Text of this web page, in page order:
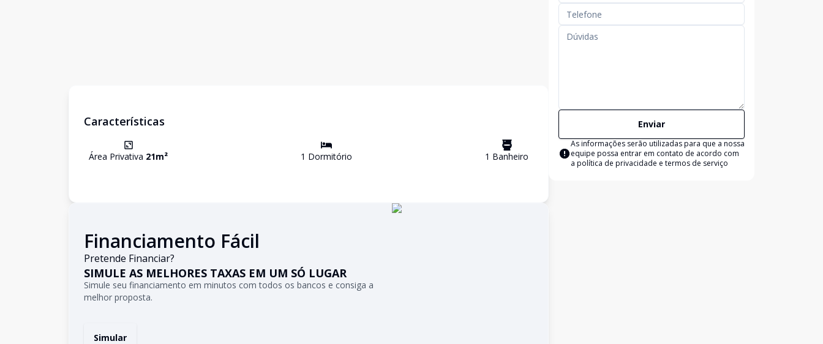
Características
Área Privativa 21m² 1 Dormitório 1 Banheiro
Financiamento Fácil
Pretende Financiar?
SIMULE AS MELHORES TAXAS EM UM SÓ LUGAR
Simule seu financiamento em minutos com todos os bancos e consiga a
melhor proposta.
Simular
Enviar
As informações serão utilizadas para que a nossa
equipe possa entrar em contato de acordo com
a política de privacidade e termos de serviço